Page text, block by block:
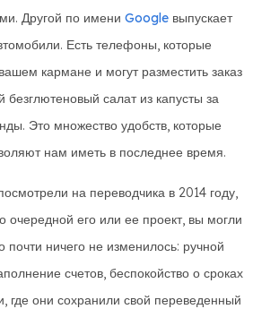
Другой по имени Google выпускает
Есть телефоны, которые
кармане и могут разместить заказ
безглютеновый салат из капусты за
Это множество удобств, которые
нам иметь в последнее время.
на переводчика в 2014 году,
очередной его или ее проект, вы могли
почти ничего не изменилось: ручной
счетов, беспокойство о сроках
где они сохранили свой переведенный